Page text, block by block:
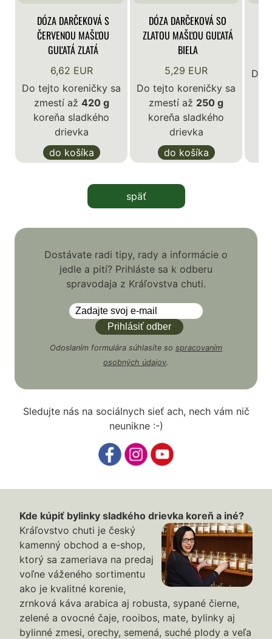
DÓZA DARČEKOVÁ S
ČERVENOU MAŠĽOU
GUĽATÁ ZLATÁ
6,62 EUR
Do tejto koreničky sa
zmestí až 420 g
koreňa sladkého
drievka
do košíka
DÓZA DARČEKOVÁ SO
ZLATOU MAŠĽOU GUĽATÁ
BIELA
5,29 EUR
Do tejto koreničky sa
zmestí až 250 g
koreňa sladkého
drievka
do košíka
Do
späť
Dostávate radi tipy, rady a informácie o
jedle a pití? Prihláste sa k odberu
spravodaja z Kráľovstva chuti.
Odoslaním formulára súhlasíte so spracovaním
osobných údajov.
Sledujte nás na sociálnych sieť ach, nech vám nič
neunikne :-)
Kde kúpiť bylinky sladkého drievka koreň a iné?
Kráľovstvo chuti je český
kamenný obchod a e-shop,
ktorý sa zameriava na predaj
voľne váženého sortimentu
ako je kvalitné korenie,
zrnková káva arabica aj robusta, sypané čierne,
zelené a ovocné čaje, rooibos, mate, bylinky aj
bylinné zmesi, orechy, semená, suché plody a veľa